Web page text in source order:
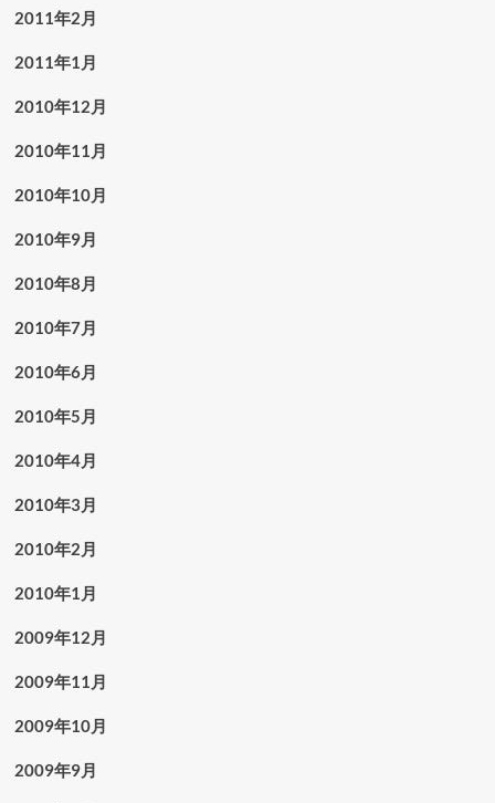
2011年2月
2011年1月
2010年12月
2010年11月
2010年10月
2010年9月
2010年8月
2010年7月
2010年6月
2010年5月
2010年4月
2010年3月
2010年2月
2010年1月
2009年12月
2009年11月
2009年10月
2009年9月